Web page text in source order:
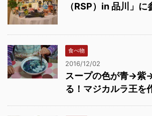
（RSP）in 品川」
食べ物
2016/12/02
スープの色が青→紫
る！マジカルラ王を